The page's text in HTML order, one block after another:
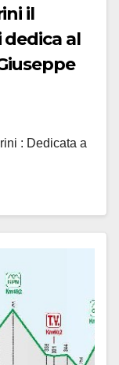
il
al
: Dedicata a